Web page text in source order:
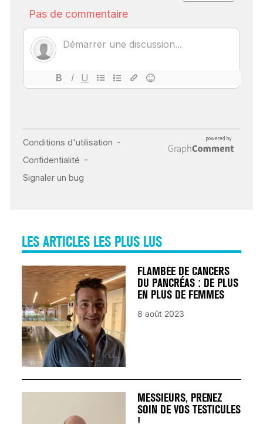
LES ARTICLES LES PLUS LUS
ÉCHO : DES IMAGES
POUR TOUTES LES
18 juil 2022
INSUFFISANCE
CARDIAQUE : LES
FLAMBÉE DE CANCERS
DU PANCRÉAS : DE PLUS
EN PLUS DE FEMMES
8 août 2023
MESSIEURS, PRENEZ
SOIN DE VOS TESTICULES